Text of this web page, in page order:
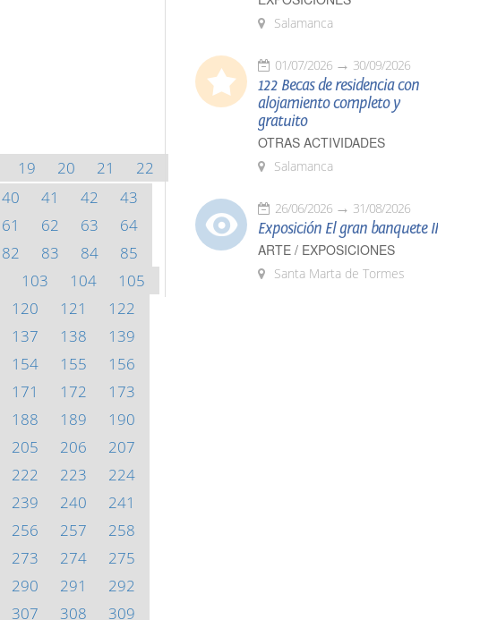
19 20 21
22
40 41 42
43
61 62 63
64
82 83 84
85
103 104
105
120 121
122
137 138
139
154 155
156
171 172
173
188 189
190
205 206
207
222 223
224
239 240
241
256 257
258
273 274
275
290 291
292
307 308 309
Salamanca
01/07/2026 30/09/2026
122 Becas de residencia con
alojamiento completo y
gratuito
OTRAS ACTIVIDADES
Salamanca
26/06/2026 31/08/2026
Exposición El gran banquete II
ARTE / EXPOSICIONES
Santa Marta de Tormes